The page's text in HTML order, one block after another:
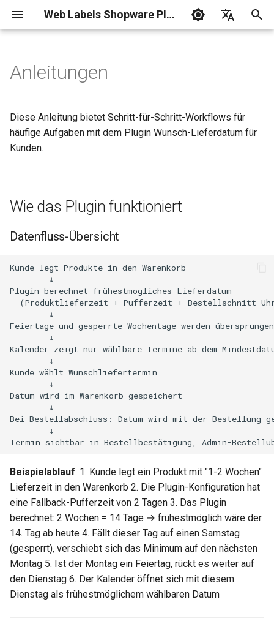
Web Labels Shopware Plugins
e
w
i
i
a
l
i
s
r
t
Wie das Plugin funktioniert
Datenfluss-Übersicht
Häufige Workflows
Anleitung: Betriebsferien als
Sperrzeit eintragen
Anleitung:
Produktspezifische
Vorlaufzeit festlegen
Anleitung: Plugin nur für
bestimmte Versandarten
aktivieren
Anleitung: Bestellungen
nach Wunschliefertermin
Anleitung: Feiertage manuell
Schnellreferenz
Best Practices
Was Sie vermeiden sollten
Anleitungen
Diese Anleitung bietet Schritt-für-Schritt-Workflows für
häufige Aufgaben mit dem Plugin Wunsch-Lieferdatum für
Kunden.
Wie das Plugin funktioniert
Datenfluss-Übersicht
Beispielablauf: 1. Kunde legt ein Produkt mit "1-2 Wochen"
Lieferzeit in den Warenkorb 2. Die Plugin-Konfiguration hat
eine Fallback-Pufferzeit von 2 Tagen 3. Das Plugin
berechnet: 2 Wochen = 14 Tage → frühestmöglich wäre der
14. Tag ab heute 4. Fällt dieser Tag auf einen Samstag
(gesperrt), verschiebt sich das Minimum auf den nächsten
Montag 5. Ist der Montag ein Feiertag, rückt es weiter auf
den Dienstag 6. Der Kalender öffnet sich mit diesem
Dienstag als frühestmöglichem wählbaren Datum